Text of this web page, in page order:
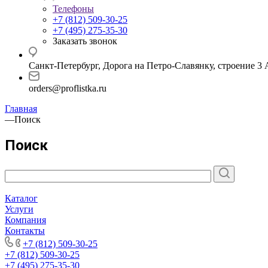
Телефоны
+7 (812) 509-30-25
+7 (495) 275-35-30
Заказать звонок
Санкт-Петербург, Дорога на Петро-Славянку, строение 3
orders@proflistka.ru
Главная
—Поиск
Поиск
Каталог
Услуги
Компания
Контакты
+7 (812) 509-30-25
+7 (812) 509-30-25
+7 (495) 275-35-30